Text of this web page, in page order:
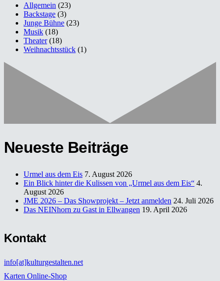
Allgemein (23)
Backstage (3)
Junge Bühne (23)
Musik (18)
Theater(18)
Weihnachtsstück (1)
Neueste Beiträge
Urmel aus dem Eis 7. August 2026
Ein Blick hinter die Kulissen von „Urmel aus dem Eis“ 4.
August 2026
JME 2026 – Das Showprojekt – Jetzt anmelden 24. Juli 2026
Das NEINhorn zu Gast in Ellwangen 19. April 2026
Kontakt
info[at]kulturgestalten.net
Karten Online-Shop